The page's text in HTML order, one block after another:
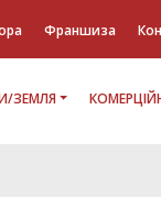
Франшиза
ЗЕМЛЯ